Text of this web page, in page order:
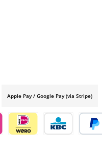
Apple Pay / Google Pay (via Stripe)